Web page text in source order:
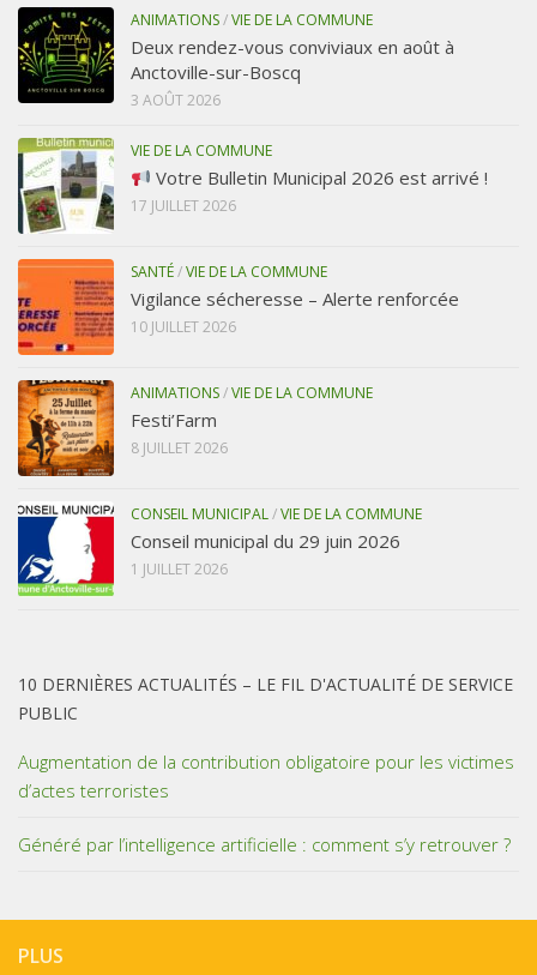
ANIMATIONS/VIE DE LA COMMUNE
Deux rendez-vous conviviaux en août à
Anctoville-sur-Boscq
3 AOÛT 2026
VIE DE LA COMMUNE
Votre Bulletin Municipal 2026 est arrivé !
17 JUILLET 2026
SANTÉ/VIE DE LA COMMUNE
Vigilance sécheresse – Alerte renforcée
10 JUILLET 2026
ANIMATIONS/VIE DE LA COMMUNE
Festi’Farm
8 JUILLET 2026
CONSEIL MUNICIPAL/VIE DE LA COMMUNE
Conseil municipal du 29 juin 2026
1 JUILLET 2026
10 DERNIÈRES ACTUALITÉS – LE FIL D'ACTUALITÉ DE SERVICE
PUBLIC
Augmentation de la contribution obligatoire pour les victimes
d’actes terroristes
Généré par l’intelligence artificielle : comment s’y retrouver ?
PLUS